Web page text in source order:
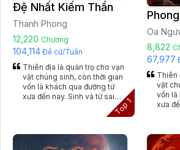
Đệ Nhất Kiếm Thần
Thanh Phong
12,220 Chương
104,114 Đề cử/Tuần
Thiên địa là quán trọ cho vạn
vật chúng sinh, còn thời gian
vốn là khách qua đường từ
xưa đến nay. Sinh và tử sai
biệt, sự khác biệt cũng tựa
như giữa mộng và tỉnh, luôn
xét dò. Như vậy thì, nếu đã
vượt qua sinh tử, đã vượt ra
Top
1
Oa
8,822
67,977
Thiên
vật
vốn là
xưa
biệt,
biến
xét